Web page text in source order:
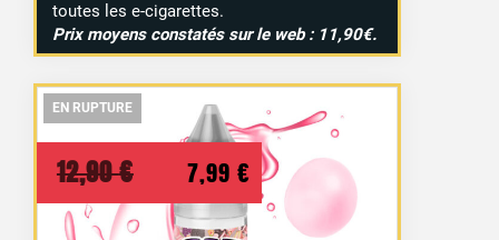
toutes les e-cigarettes.
Prix moyens constatés sur le web : 11,90€.
EN RUPTURE
EN RUPTURE
12,90€
Le
prix
7,99 € Le
prix
EN RUPTURE